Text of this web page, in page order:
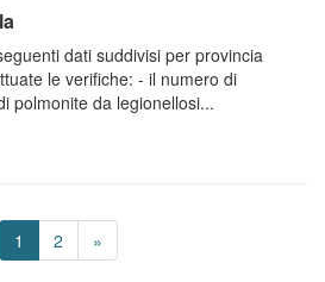
dati suddivisi per provincia
le verifiche: - il numero di
polmonite da legionellosi...
1 2 »